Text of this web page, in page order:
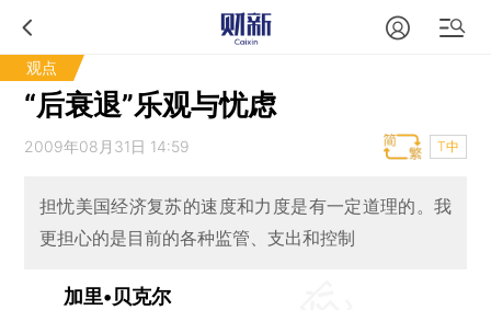
观点
“后衰退”乐观与忧虑
2009年08月31日 14:59 T中
担忧美国经济复苏的速度和力度是有一定道理的。我
更担心的是目前的各种监管、支出和控制
加里•贝克尔